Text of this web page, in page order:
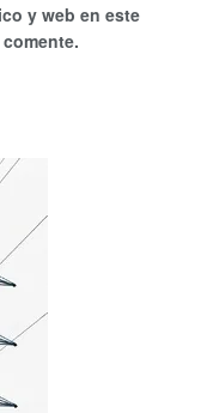
y web en este